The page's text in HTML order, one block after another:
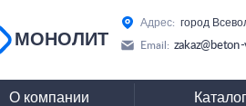
МОНОЛИТ
Адрес: город
Email:
О компании Каталог